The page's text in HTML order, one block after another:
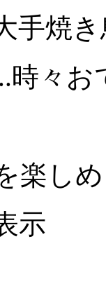
手焼
時々
楽し
示